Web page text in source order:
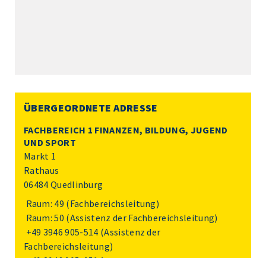
ÜBERGEORDNETE ADRESSE
FACHBEREICH 1 FINANZEN, BILDUNG, JUGEND
UND SPORT
Markt 1
Rathaus
06484 Quedlinburg
Raum: 49 (Fachbereichsleitung)
Raum: 50 (Assistenz der Fachbereichsleitung)
+49 3946 905-514 (Assistenz der
Fachbereichsleitung)